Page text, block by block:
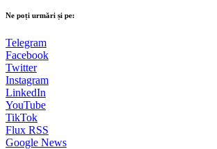
Ne poți urmări și pe:
Telegram
Facebook
Twitter
Instagram
LinkedIn
YouTube
TikTok
Flux RSS
Google News